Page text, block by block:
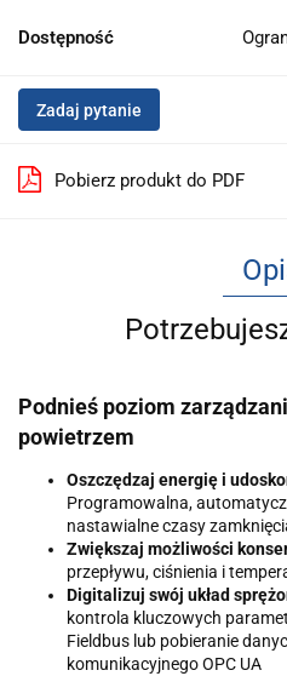
Dostępność
Zadaj pytanie
Pobierz produkt do PDF
Podnieś poziom
powietrzem
Oszczędzaj energię i
Programowalna,
nastawialne czasy
Zwiększaj możliwości
przepływu, ciśnienia i
Digitalizuj swój układ
kontrola kluczowych
Fieldbus lub pobieranie
komunikacyjnego OPC UA